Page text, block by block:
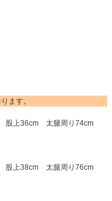
ます。
股上36cm 太腿周り74cm
股上38cm 太腿周り76cm